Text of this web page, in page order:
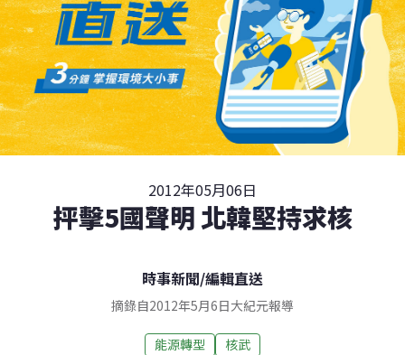
2012年05月06日
抨擊5國聲明 北韓堅持求核
時事新聞/編輯直送
摘錄自2012年5月6日大紀元報導
能源轉型 核武